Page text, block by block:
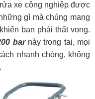
xe công nghiệp được
gì mà chúng mang
bạn phải thất vọng.
barnày trong tai, mọi
nhanh chóng, không